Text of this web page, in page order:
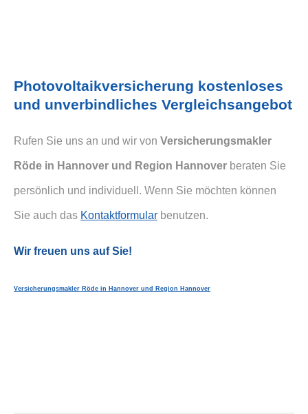
Photo­voltaik­ver­si­che­rung kostenloses
und unverbindliches Vergleichsangebot
Rufen Sie uns an und wir von Ver­sicherungs­makler
Röde in Hannover und Region Hannover beraten Sie
persönlich und individuell. Wenn Sie möchten können
Sie auch das Kontaktformular benutzen.
Wir freuen uns auf Sie!
Ver­sicherungs­makler Röde in Hannover und Region Hannover